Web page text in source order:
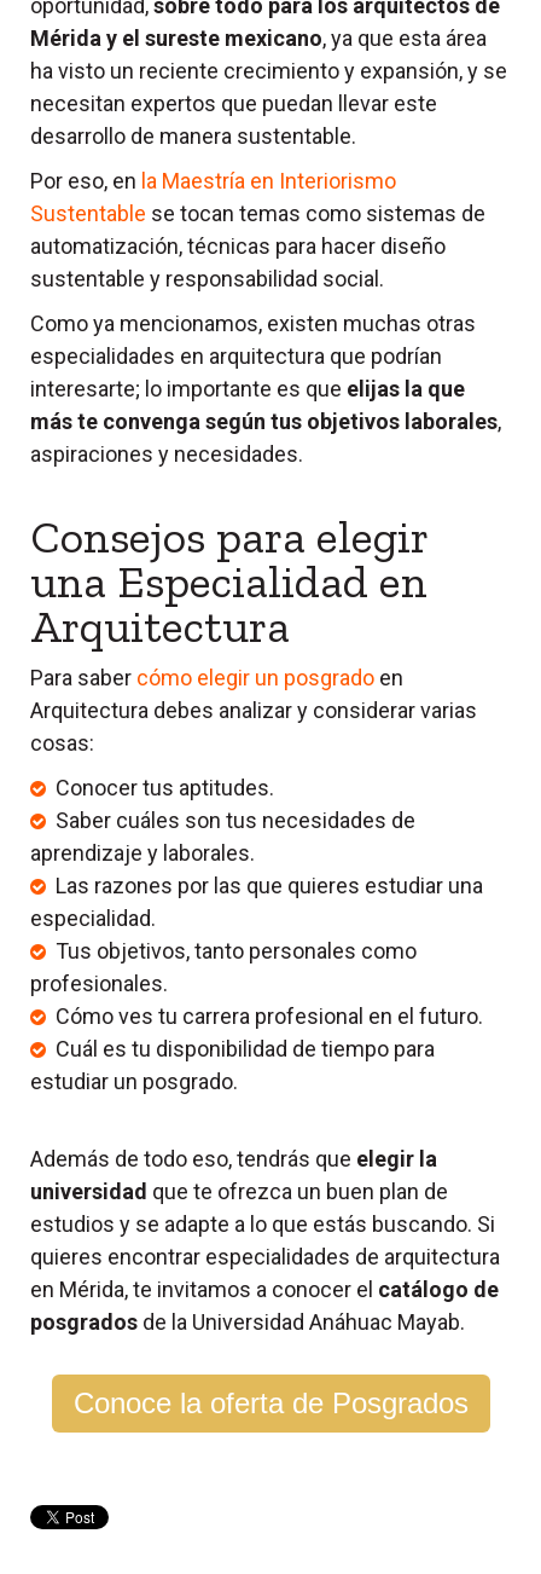
oportunidad,sobre todo para los arquitectos de
Mérida y el sureste mexicano, ya que esta área
ha visto un reciente crecimiento y expansión, y se
necesitan expertos que puedan llevar este
desarrollo de manera sustentable.
Por eso, en la Maestría en Interiorismo
Sustentable se tocan temas como sistemas de
automatización, técnicas para hacer diseño
sustentable y responsabilidad social.
Como ya mencionamos, existen muchas otras
especialidades en arquitectura que podrían
interesarte; lo importante es que elijas la que
más te convenga según tus objetivos laborales,
aspiraciones y necesidades.
Consejos para elegir
una Especialidad en
Arquitectura
Para saber cómo elegir un posgrado en
Arquitectura debes analizar y considerar varias
cosas:
Conocer tus aptitudes.
Saber cuáles son tus necesidades de
aprendizaje y laborales.
Las razones por las que quieres estudiar una
especialidad.
Tus objetivos, tanto personales como
profesionales.
Cómo ves tu carrera profesional en el futuro.
Cuál es tu disponibilidad de tiempo para
estudiar un posgrado.
Además de todo eso, tendrás que elegir la
universidad que te ofrezca un buen plan de
estudios y se adapte a lo que estás buscando. Si
quieres encontrar especialidades de arquitectura
en Mérida, te invitamos a conocer el catálogo de
posgrados de la Universidad Anáhuac Mayab.
Conoce la oferta de Posgrados